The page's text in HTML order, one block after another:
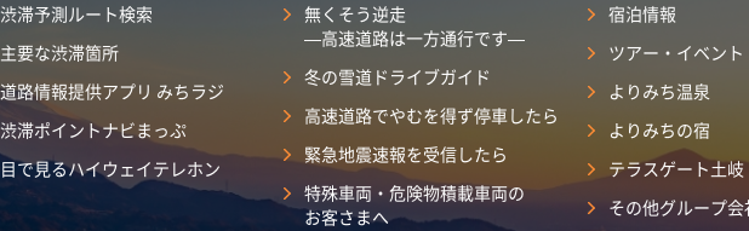
渋滞予測ルート検索
主要な渋滞箇所
道路情報提供アプリ みちラジ
渋滞ポイントナビまっぷ
目で見るハイウェイテレホン
無くそう逆走
―高速道路は一方通行です―
冬の雪道ドライブガイド
高速道路でやむを得ず停車したら
緊急地震速報を受信したら
特殊車両・危険物積載車両の
お客さまへ
宿泊情報
ツアー・イベント
よりみち温泉
よりみちの宿
テラスゲート土岐
その他グループ